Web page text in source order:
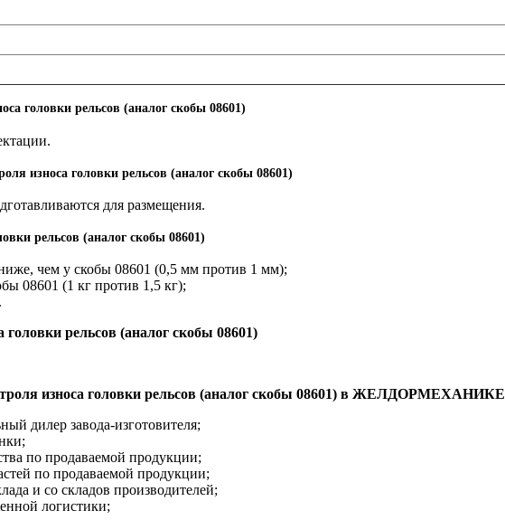
головки рельсов (аналог скобы 08601)
износа головки рельсов (аналог скобы 08601)
для размещения.
рельсов (аналог скобы 08601)
чем у скобы 08601 (0,5 мм против 1 мм);
08601 (1 кг против 1,5 кг);
рельсов (аналог скобы 08601)
износа головки рельсов (аналог скобы 08601) в ЖЕЛДОРМЕХАНИКЕ
завода-изготовителя;
по продаваемой продукции;
по продаваемой продукции;
и со складов производителей;
логистики;